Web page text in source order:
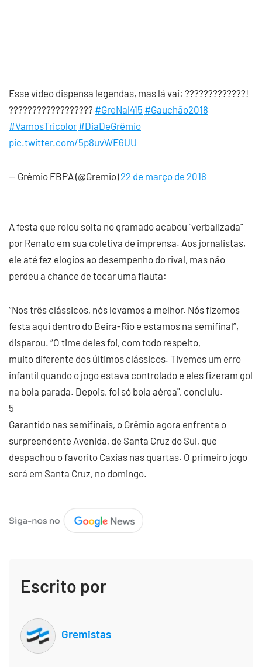
Esse vídeo dispensa legendas, mas lá vai: ?????????????!
?????????????????? #GreNal415 #Gauchão2018
#VamosTricolor #DiaDeGrêmio
pic.twitter.com/5p8uvWE6UU
— Grêmio FBPA (@Gremio)22 de março de 2018
A festa que rolou solta no gramado acabou "verbalizada"
por Renato em sua coletiva de imprensa. Aos jornalistas,
ele até fez elogios ao desempenho do rival, mas não
perdeu a chance de tocar uma flauta:
“Nos três clássicos, nós levamos a melhor. Nós fizemos
festa aqui dentro do Beira-Rio e estamos na semifinal”,
disparou. “O time deles foi, com todo respeito,
muito diferente dos últimos clássicos. Tivemos um erro
infantil quando o jogo estava controlado e eles fizeram gol
na bola parada. Depois, foi só bola aérea", concluiu.
5
Garantido nas semifinais, o Grêmio agora enfrenta o
surpreendente Avenida, de Santa Cruz do Sul, que
despachou o favorito Caxias nas quartas. O primeiro jogo
será em Santa Cruz, no domingo.
Escrito por
Gremistas